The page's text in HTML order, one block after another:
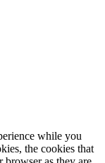
while you
the cookies that